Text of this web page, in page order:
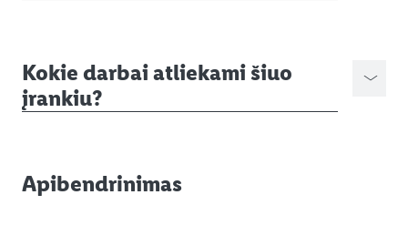
Kokie darbai atliekami šiuo
įrankiu?
Apibendrinimas